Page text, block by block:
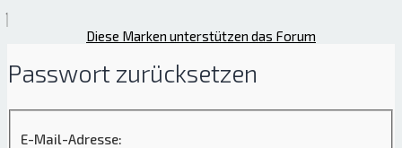
Diese Marken unterstützen das Forum
Passwort zurücksetzen
E-Mail-Adresse: